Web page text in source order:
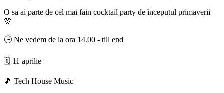
O sa ai parte de cel mai fain cocktail party de începutul primaverii
🌸
🕒 Ne vedem de la ora 14.00 - till end
🗓️ 11 aprilie
🎵 Tech House Music